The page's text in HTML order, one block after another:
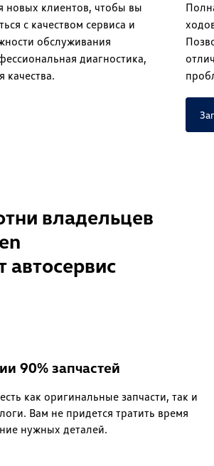
новых клиентов, чтобы вы
с качеством сервиса и
обслуживания
диагностика,
качества.
владельцев
90% запчастей
как оригинальные запчасти, так и
Вам не придется тратить время
нужных деталей.